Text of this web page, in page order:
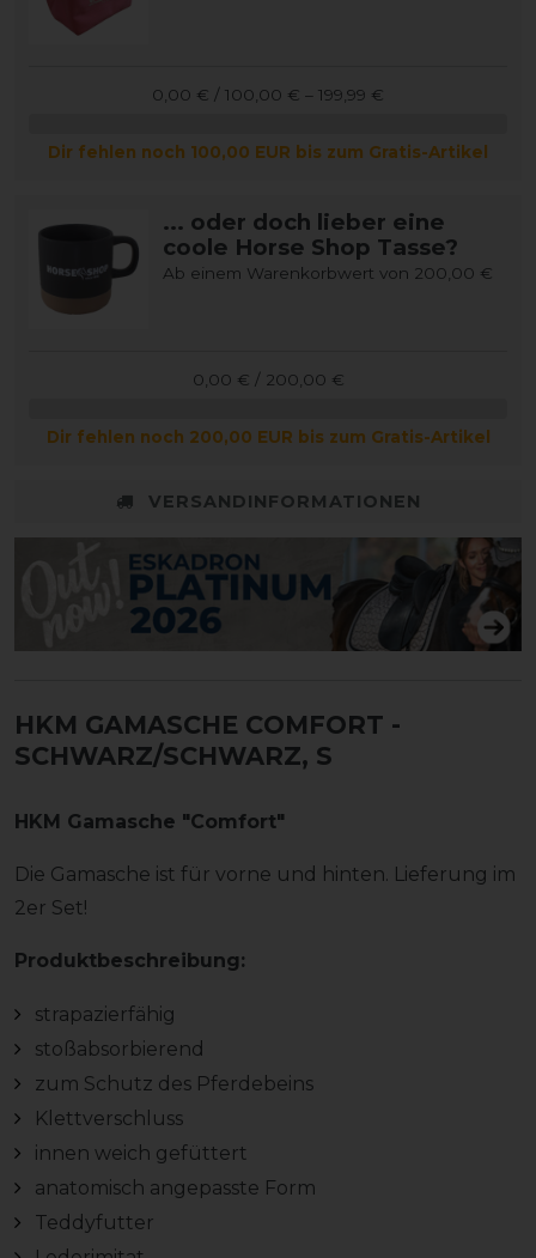
0,00 € / 100,00 € – 199,99 €
Dir fehlen noch 100,00 EUR bis zum Gratis-Artikel
... oder doch lieber eine
coole Horse Shop Tasse?
Ab einem Warenkorbwert von 200,00 €
0,00 € / 200,00 €
Dir fehlen noch 200,00 EUR bis zum Gratis-Artikel
VERSANDINFORMATIONEN
HKM GAMASCHE COMFORT -
SCHWARZ/SCHWARZ, S
HKM Gamasche "Comfort"
Die Gamasche ist für vorne und hinten. Lieferung im
2er Set!
Produktbeschreibung:
strapazierfähig
stoßabsorbierend
zum Schutz des Pferdebeins
Klettverschluss
innen weich gefüttert
anatomisch angepasste Form
Teddyfutter